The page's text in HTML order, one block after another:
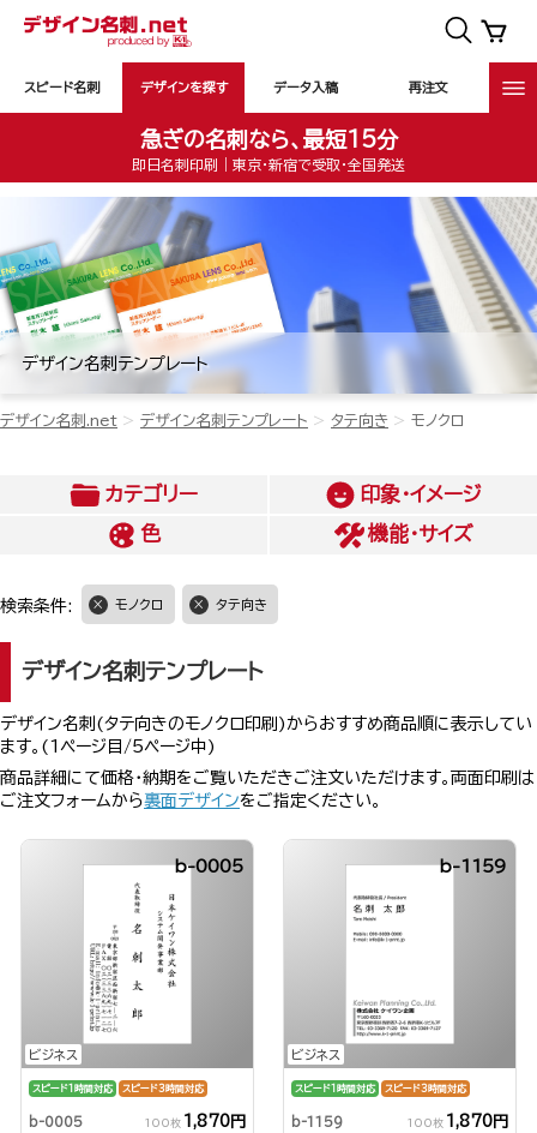
スピード名刺 デザインを探す データ入稿 再注文
急ぎの名刺なら、最短15分
即日名刺印刷｜東京・新宿で受取・全国発送
デザイン名刺テンプレート
デザイン名刺.net デザイン名刺テンプレート タテ向き モノクロ
カテゴリー
印象・イメージ
色
機能・サイズ
検索条件: モノクロ タテ向き
デザイン名刺テンプレート
デザイン名刺(タテ向きのモノクロ印刷)からおすすめ商品順に表示してい
ます。(1ページ目/5ページ中)
商品詳細にて価格・納期をご覧いただきご注文いただけます。両面印刷は
ご注文フォームから裏面デザインをご指定ください。
ビジネス
b-0005
スピード1時間対応 スピード3時間対応
b-0005 100枚 1,870円
ビジネス
b-1159
スピード1時間対応 スピード3時間対応
b-1159 100枚 1,870円